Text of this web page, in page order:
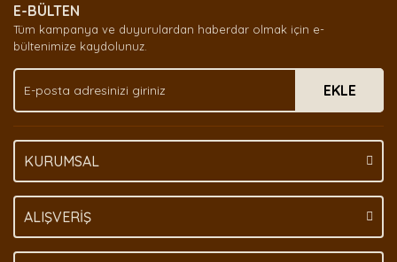
Ürün açıklamasında eksik bilgiler bulunuyor.
Ürün bilgilerinde hatalar bulunuyor.
Bu ürüne benzer farklı alternatifler olmalı.
E-BÜLTEN
Tüm kampanya ve duyurulardan haberdar olmak için e-
bültenimize kaydolunuz.
EKLE
KURUMSAL
ALIŞVERİŞ